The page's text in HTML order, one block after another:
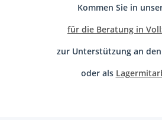
Kommen Sie in
für die Beratung in
zur Unterstützung an den
oder als